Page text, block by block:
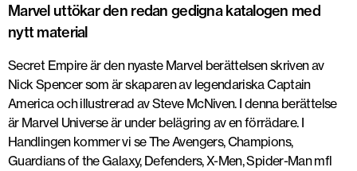
Marvel uttökar den redan gedigna katalogen med
nytt material
Secret Empire är den nyaste Marvel berättelsen skriven av
Nick Spencer som är skaparen av legendariska Captain
America och illustrerad av Steve McNiven. I denna berättelse
är Marvel Universe är under belägring av en förrädare. I
Handlingen kommer vi se The Avengers, Champions,
Guardians of the Galaxy, Defenders, X-Men, Spider-Man mfl